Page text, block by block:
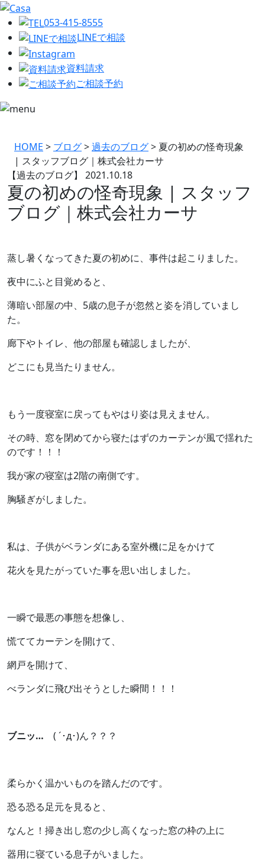
053-415-8555
LINEで相談
資料請求
ご相談予約
HOME > ブログ>過去のブログ> 夏の初めの怪奇現象
| スタッフブログ｜株式会社カーサ
【過去のブログ】 2021.10.18
夏の初めの怪奇現象 | スタッフ
ブログ｜株式会社カーサ
蒸し暑くなってきた夏の初めに、事件は起こりました。
夜中にふと目覚めると、
薄暗い部屋の中、5歳の息子が忽然と姿を消していまし
た。
廊下やトイレ、他の部屋も確認しましたが、
どこにも見当たりません。
もう一度寝室に戻ってもやはり姿は見えません。
その時、窓を閉めてから寝たはずのカーテンが風で揺れた
のです！！！
我が家の寝室は2階の南側です。
胸騒ぎがしました。
私は、子供がベランダにある室外機に足をかけて
花火を見たがっていた事を思い出しました。
一瞬で最悪の事態を想像し、
慌ててカーテンを開けて、
網戸を開けて、
べランダに飛び出そうとした瞬間！！！
ブニッ… ( ´･д･)ん？？？
柔らかく温かいものを踏んだのです。
恐る恐る足元を見ると、
なんと！掃き出し窓の少し高くなった窓の枠の上に
器用に寝ている息子がいました。